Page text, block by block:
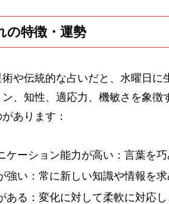
の特徴・運勢
や伝統的な占いだと、水曜日に
ン、知性、適応力、機敏さを象
あります：
ケーション能力が高い：言葉を
強い：常に新しい知識や情報を
ある：変化に対して柔軟に対応